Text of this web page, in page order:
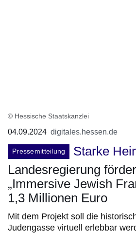
© Hessische Staatskanzlei
04.09.2024 digitales.hessen.de
Pressemitteilung
Starke
Landesregierung
„Immersive Jewish
1,3 Millionen Euro
Mit dem Projekt soll die
Judengasse virtuell erlebbar